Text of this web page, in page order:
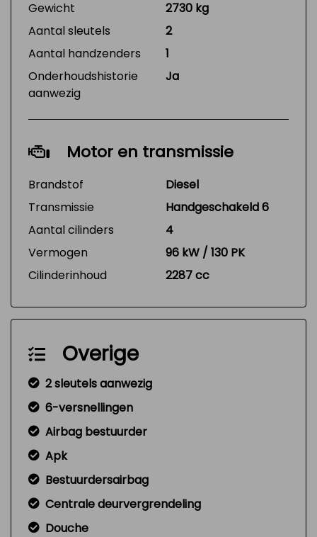
Gewicht
2730 kg
Aantal sleutels
2
Aantal handzenders
1
Onderhoudshistorie
aanwezig
Ja
Motor en transmissie
Brandstof
Diesel
Transmissie
Handgeschakeld 6
Aantal cilinders
4
Vermogen
96 kW / 130 PK
Cilinderinhoud
2287 cc
Overige
2 sleutels aanwezig
6-versnellingen
Airbag bestuurder
Apk
Bestuurdersairbag
Centrale deurvergrendeling
Douche